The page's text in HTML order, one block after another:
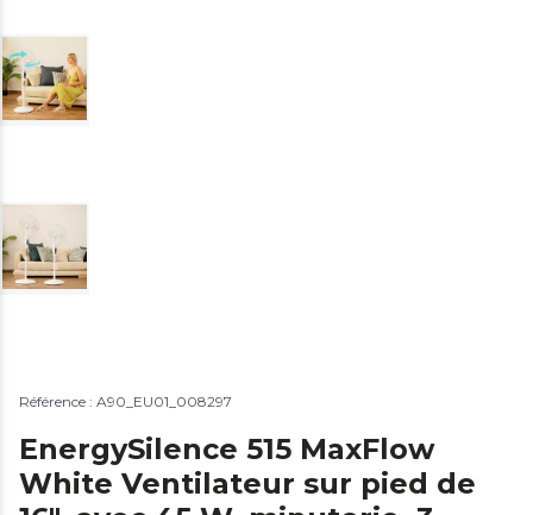
Référence : A90_EU01_008297
EnergySilence 515 MaxFlow
White Ventilateur sur pied de